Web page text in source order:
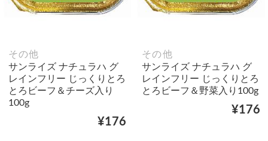
その他
サンライズ ナチュラハ グ
レインフリー じっくりとろ
とろビーフ＆チーズ入り
100g
¥176
その他
サンライズ ナチュラハ グ
レインフリー じっくりとろ
とろビーフ＆野菜入り100g
¥176